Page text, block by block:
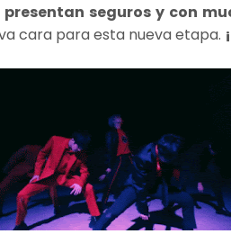
presentan seguros y con
cara para esta nueva etapa.